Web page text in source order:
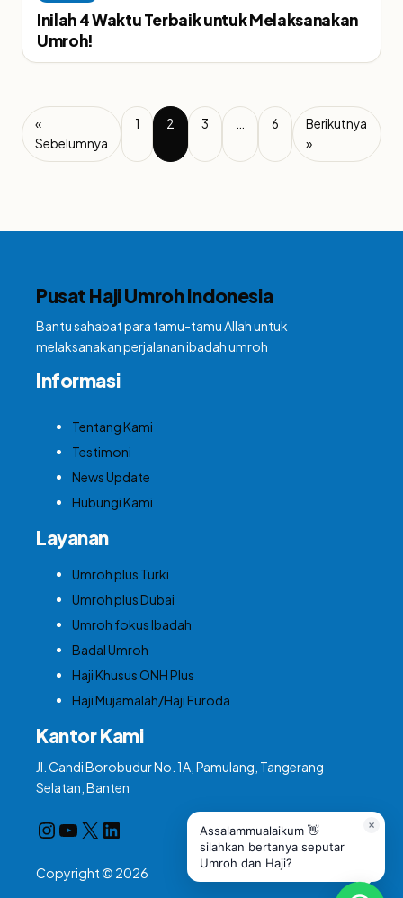
Inilah 4 Waktu Terbaik untuk Melaksanakan
Umroh!
«
Sebelumnya
1 2 3 6
Berikutnya
»
Pusat Haji Umroh Indonesia
Bantu sahabat para tamu-tamu Allah untuk
melaksanakan perjalanan ibadah umroh
Informasi
Tentang Kami
Testimoni
News Update
Hubungi Kami
Layanan
Umroh plus Turki
Umroh plus Dubai
Umroh fokus Ibadah
Badal Umroh
Haji Khusus ONH Plus
Haji Mujamalah/Haji Furoda
Kantor Kami
Jl. Candi Borobudur No. 1A, Pamulang, Tangerang
Selatan, Banten
InstagramYouTube X LinkedIn
Copyright © 2026
Assalammualaikum 👋
silahkan bertanya seputar
Umroh dan Haji?